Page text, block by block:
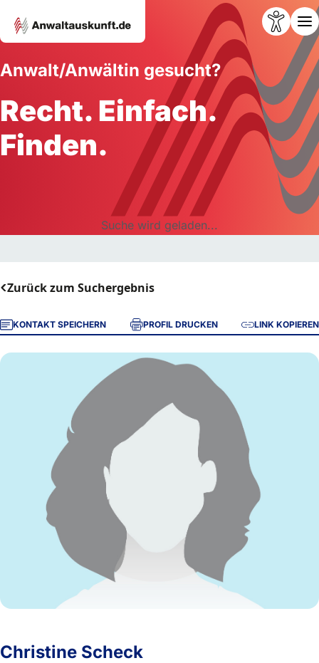
Anwalt/Anwältin gesucht?
Recht. Einfach.
Finden.
Suche wird geladen...
Zurück zum Suchergebnis
KONTAKT SPEICHERN PROFIL DRUCKEN LINK KOPIEREN
Christine Scheck